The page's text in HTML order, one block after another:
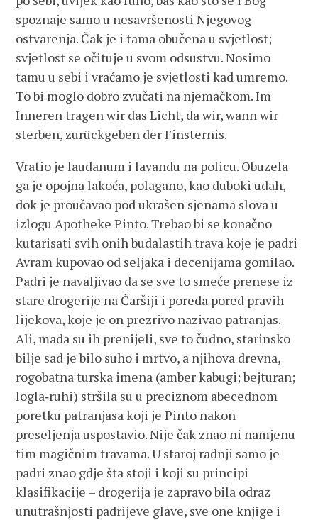
spoznaje samo u nesavršenosti Njegovog
ostvarenja. Čak je i tama obučena u svjetlost;
svjetlost se očituje u svom odsustvu. Nosimo
tamu u sebi i vraćamo je svjetlosti kad umremo.
To bi moglo dobro zvučati na njemačkom. Im
Inneren tragen wir das Licht, da wir, wann wir
sterben, zurückgeben der Finsternis.
Vratio je laudanum i lavandu na policu. Obuzela
ga je opojna lakoća, polagano, kao duboki udah,
dok je proučavao pod ukrašen sjenama slova u
izlogu Apotheke Pinto. Trebao bi se konačno
kutarisati svih onih budalastih trava koje je padri
Avram kupovao od seljaka i decenijama gomilao.
Padri je navaljivao da se sve to smeće prenese iz
stare drogerije na Čaršiji i poreda pored pravih
lijekova, koje je on prezrivo nazivao patranjas.
Ali, mada su ih prenijeli, sve to čudno, starinsko
bilje sad je bilo suho i mrtvo, a njihova drevna,
rogobatna turska imena (amber kabugi; bejturan;
logla‑ruhi) stršila su u preciznom abecednom
poretku patranjasa koji je Pinto nakon
preseljenja uspostavio. Nije čak znao ni namjenu
tim magičnim travama. U staroj radnji samo je
padri znao gdje šta stoji i koji su principi
klasifikacije – drogerija je zapravo bila odraz
unutrašnjosti padrijeve glave, sve one knjige i